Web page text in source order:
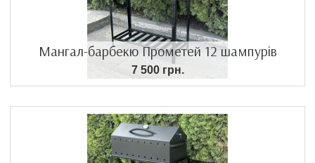
Мангал-барбекю Прометей 12 шампурів
7 500 грн.